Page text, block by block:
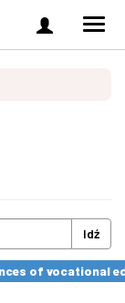
Zaloguj
się
Idź
of vocational